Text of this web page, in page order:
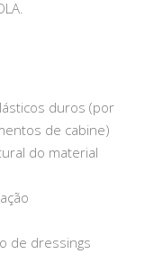
duros (por
de cabine)
do material
de dressings